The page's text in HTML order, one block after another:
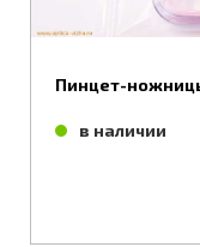
Пинцет-
в наличии